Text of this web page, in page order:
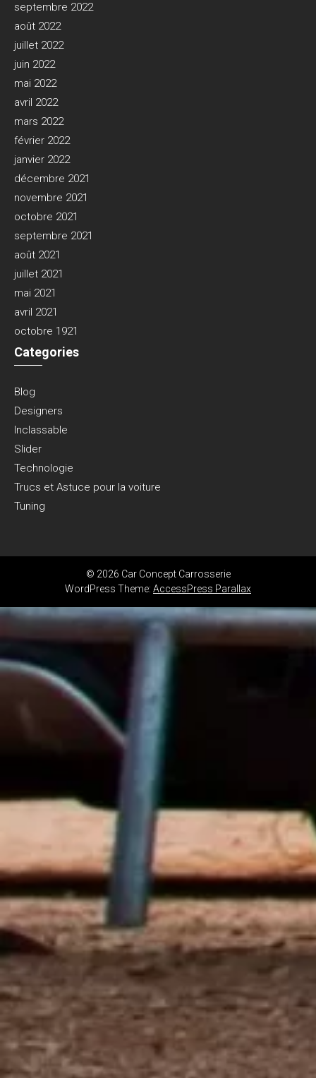
septembre 2022
août 2022
juillet 2022
juin 2022
mai 2022
avril 2022
mars 2022
février 2022
janvier 2022
décembre 2021
novembre 2021
octobre 2021
septembre 2021
août 2021
juillet 2021
mai 2021
avril 2021
octobre 1921
Categories
Blog
Designers
Inclassable
Slider
Technologie
Trucs et Astuce pour la voiture
Tuning
© 2026 Car Concept Carrosserie
WordPress Theme: AccessPress Parallax